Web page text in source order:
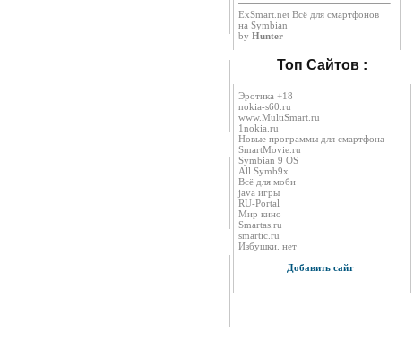
ExSmart.net Всё для смартфонов
на Symbian
by Hunter
Топ Сайтов :
Эротика +18
nokia-s60.ru
www.MultiSmart.ru
1nokia.ru
Новые программы для смартфона
SmartMovie.ru
Symbian 9 OS
All Symb9x
Всё для моби
java игры
RU-Portal
Мир кино
Smartas.ru
smartic.ru
Избушки. нет
Добавить сайт